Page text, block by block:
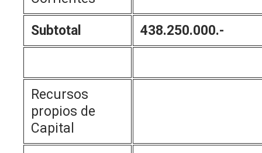
Subtotal 438.250.000.-
Recursos
propios de
Capital